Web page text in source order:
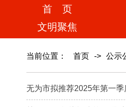
首 页
文明聚焦
当前位置： 首页 -> 公示
无为市拟推荐2025年第一季